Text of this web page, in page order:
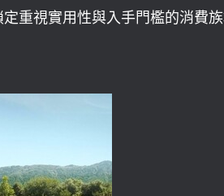
重視實用性與入手門檻的消費族